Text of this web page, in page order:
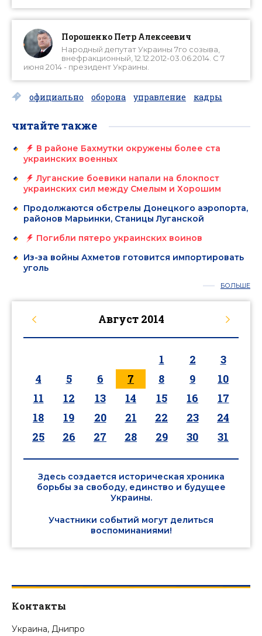
Порошенко Петр Алексеевич
Народный депутат Украины 7го созыва,
внефракционный, 12.12.2012-03.06.2014. С 7
июня 2014 - президент Украины.
официально оборона управление кадры
читайте также
В районе Бахмутки окружены более ста
украинских военных
Луганские боевики напали на блокпост
украинских сил между Смелым и Хорошим
Продолжаются обстрелы Донецкого аэропорта,
районов Марьинки, Станицы Луганской
Погибли пятеро украинских воинов
Из-за войны Ахметов готовится импортировать
уголь
БОЛЬШЕ
Август 2014
1 2
3
4
5 6 7 8 9
10
11
12 13 14 15 16
17
18
19 20 21 22 23
24
25
26 27 28 29 30 31
Здесь создается историческая хроника
борьбы за свободу, единство и будущее
Украины.
Участники событий могут делиться
воспоминаниями!
Контакты
Украина, Днипро